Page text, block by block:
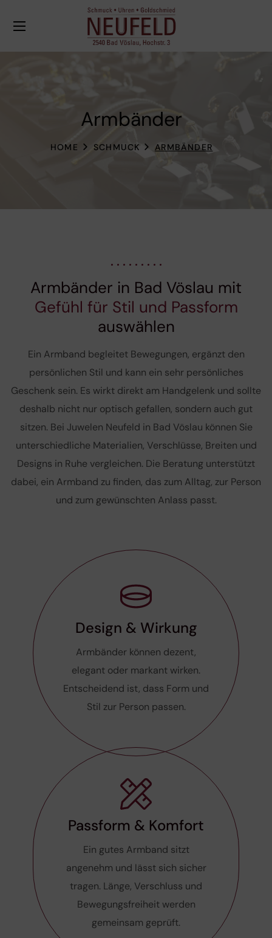
Armbänder
HOME SCHMUCK ARMBÄNDER
Armbänder in Bad Vöslau mit
Gefühl für Stil und Passform
auswählen
Ein Armband begleitet Bewegungen, ergänzt den
persönlichen Stil und kann ein sehr persönliches
Geschenk sein. Es wirkt direkt am Handgelenk und sollte
deshalb nicht nur optisch gefallen, sondern auch gut
sitzen. Bei Juwelen Neufeld in Bad Vöslau können Sie
unterschiedliche Materialien, Verschlüsse, Breiten und
Designs in Ruhe vergleichen. Die Beratung unterstützt
dabei, ein Armband zu finden, das zum Alltag, zur Person
und zum gewünschten Anlass passt.
Design & Wirkung
Armbänder können dezent,
elegant oder markant wirken.
Entscheidend ist, dass Form und
Stil zur Person passen.
Passform & Komfort
Ein gutes Armband sitzt
angenehm und lässt sich sicher
tragen. Länge, Verschluss und
Bewegungsfreiheit werden
gemeinsam geprüft.